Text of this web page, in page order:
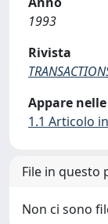
1993
Rivista
Appare
1.1 Articolo
File in questo
Non ci sono